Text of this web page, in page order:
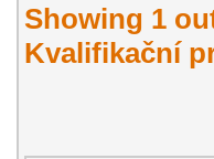
Showing 1
Kvalifikační